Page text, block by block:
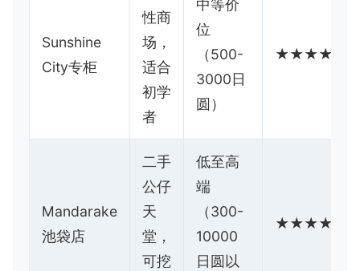
Sunshine
City专柜
性商
场，
适合
初学
者
中等价
位
（500-
3000日
圆）
★★★★☆
Mandarake
池袋店
二手
公仔
天
堂，
可挖
低至高
端
（300-
10000
日圆以
★★★★★